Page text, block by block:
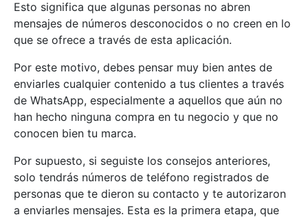
Esto significa que algunas personas no abren
mensajes de números desconocidos o no creen en lo
que se ofrece a través de esta aplicación.
Por este motivo, debes pensar muy bien antes de
enviarles cualquier contenido a tus clientes a través
de WhatsApp, especialmente a aquellos que aún no
han hecho ninguna compra en tu negocio y que no
conocen bien tu marca.
Por supuesto, si seguiste los consejos anteriores,
solo tendrás números de teléfono registrados de
personas que te dieron su contacto y te autorizaron
a enviarles mensajes. Esta es la primera etapa, que